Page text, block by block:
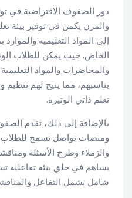
دور الصفوف الافتراضية في
والمرن يكمن في توفير بيئة
إلى المواد التعليمية
الخاص. حيث يمكن للطلاب
والمحاضرات والمواد
يناسبهم، مما يتيح لهم
تعلم ذاتي الوتيرة.
بالإضافة إلى ذلك، تقدم
ومنصات تواصل تسمح للطلاب
والزملاء وطرح الأسئلة
يساهم في خلق بيئة تفاعلية
شامل يشمل التفاعل